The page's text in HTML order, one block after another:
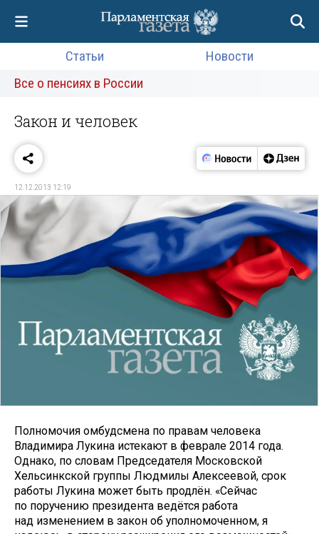
Статьи
Новости
Все о пенсиях в России
Закон и человек
12.12.2013 12:19
Полномочия омбудсмена по правам человека
Владимира Лукина истекают в феврале 2014 года.
Однако, по словам Председателя Московской
Хельсинкской группы Людмилы Алексеевой, срок
работы Лукина может быть продлён. «Сейчас
по поручению президента ведётся работа
над изменением в закон об уполномоченном, я